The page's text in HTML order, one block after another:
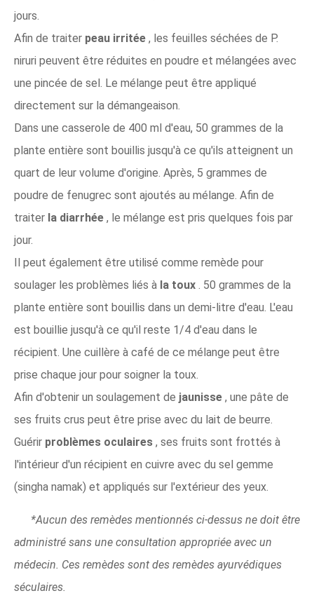
jours.
Afin de traiter peau irritée , les feuilles séchées de P.
niruri peuvent être réduites en poudre et mélangées avec
une pincée de sel. Le mélange peut être appliqué
directement sur la démangeaison.
Dans une casserole de 400 ml d'eau, 50 grammes de la
plante entière sont bouillis jusqu'à ce qu'ils atteignent un
quart de leur volume d'origine. Après, 5 grammes de
poudre de fenugrec sont ajoutés au mélange. Afin de
traiter la diarrhée , le mélange est pris quelques fois par
jour.
Il peut également être utilisé comme remède pour
soulager les problèmes liés à la toux . 50 grammes de la
plante entière sont bouillis dans un demi-litre d'eau. L'eau
est bouillie jusqu'à ce qu'il reste 1/4 d'eau dans le
récipient. Une cuillère à café de ce mélange peut être
prise chaque jour pour soigner la toux.
Afin d'obtenir un soulagement de jaunisse , une pâte de
ses fruits crus peut être prise avec du lait de beurre.
Guérir problèmes oculaires , ses fruits sont frottés à
l'intérieur d'un récipient en cuivre avec du sel gemme
(singha namak) et appliqués sur l'extérieur des yeux.
*Aucun des remèdes mentionnés ci-dessus ne doit être
administré sans une consultation appropriée avec un
médecin. Ces remèdes sont des remèdes ayurvédiques
séculaires.